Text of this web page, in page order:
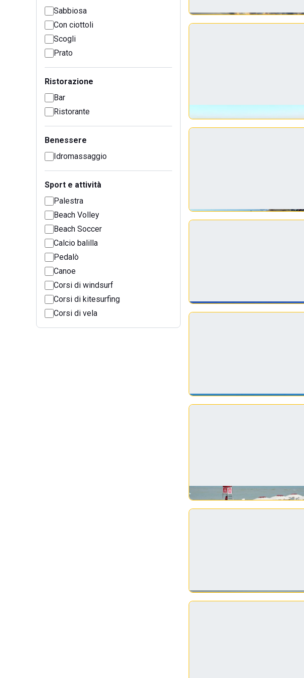
Sabbiosa
Con ciottoli
Scogli
Prato
Ristorazione
Bar
Ristorante
Benessere
Idromassaggio
Sport e attività
Palestra
Beach Volley
Beach Soccer
Calcio balilla
Pedalò
Canoe
Corsi di windsurf
Corsi di kitesurfing
Corsi di vela